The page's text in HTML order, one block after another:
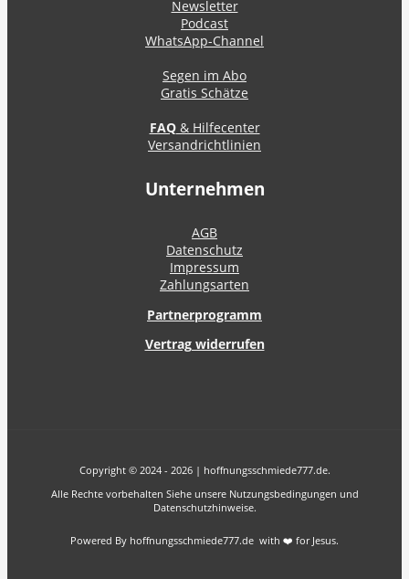
Newsletter
Podcast
WhatsApp-Channel
Segen im Abo
Gratis Schätze
FAQ& Hilfecenter
Versandrichtlinien
Unternehmen
AGB
Datenschutz
Impressum
Zahlungsarten
Partnerprogramm
Vertrag widerrufen
Copyright © 2024 - 2026 | hoffnungsschmiede777.de.
Alle Rechte vorbehalten Siehe unsere Nutzungsbedingungen und
Datenschutzhinweise.
Powered By hoffnungsschmiede777.de with ❤️ for Jesus.